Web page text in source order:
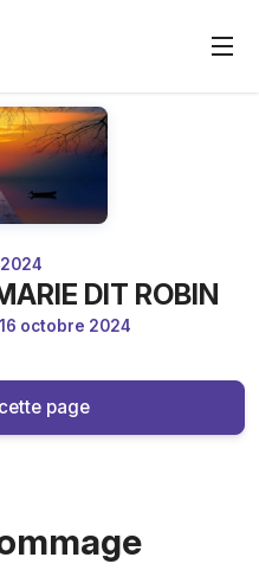
DIT ROBIN
octobre 2024
page